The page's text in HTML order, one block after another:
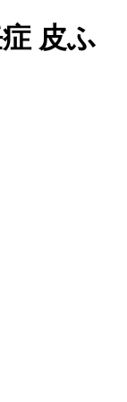
皮ふ